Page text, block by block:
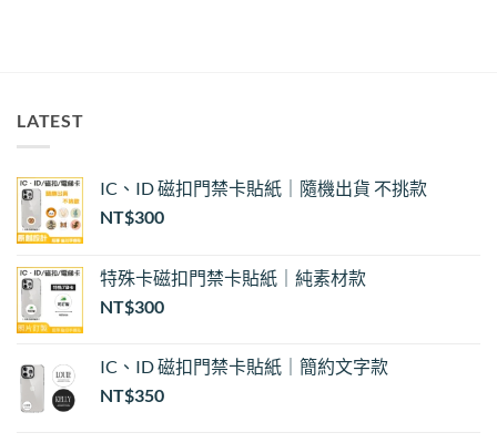
LATEST
IC、ID 磁扣門禁卡貼紙｜隨機出貨 不挑款
NT$300
特殊卡磁扣門禁卡貼紙｜純素材款
NT$300
IC、ID 磁扣門禁卡貼紙｜簡約文字款
NT$350